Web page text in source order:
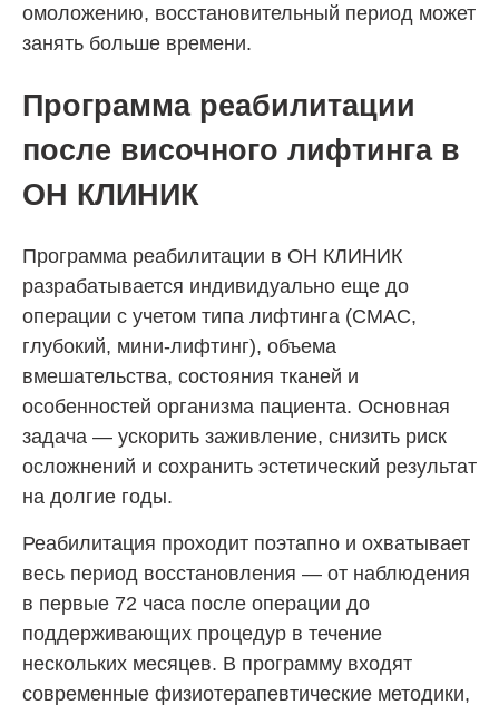
омоложению, восстановительный период может
занять больше времени.
Программа реабилитации
после височного лифтинга в
ОН КЛИНИК
Программа реабилитации в ОН КЛИНИК
разрабатывается индивидуально еще до
операции с учетом типа лифтинга (СМАС,
глубокий, мини-лифтинг), объема
вмешательства, состояния тканей и
особенностей организма пациента. Основная
задача — ускорить заживление, снизить риск
осложнений и сохранить эстетический результат
на долгие годы.
Реабилитация проходит поэтапно и охватывает
весь период восстановления — от наблюдения
в первые 72 часа после операции до
поддерживающих процедур в течение
нескольких месяцев. В программу входят
современные физиотерапевтические методики,